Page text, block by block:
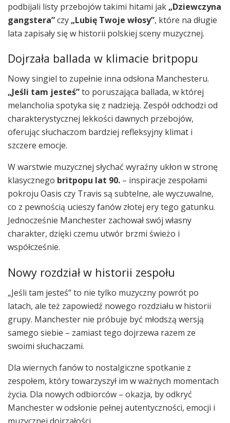
podbijali listy przebojów takimi hitami jak „Dziewczyna
gangstera”czy „Lubię Twoje włosy”, które na długie
lata zapisały się w historii polskiej sceny muzycznej.
Dojrzała ballada w klimacie britpopu
Nowy singiel to zupełnie inna odsłona Manchesteru.
„Jeśli tam jesteś”to poruszająca ballada, w której
melancholia spotyka się z nadzieją. Zespół odchodzi od
charakterystycznej lekkości dawnych przebojów,
oferując słuchaczom bardziej refleksyjny klimat i
szczere emocje.
W warstwie muzycznej słychać wyraźny ukłon w stronę
klasycznego britpopu lat 90. – inspiracje zespołami
pokroju Oasis czy Travis są subtelne, ale wyczuwalne,
co z pewnością ucieszy fanów złotej ery tego gatunku.
Jednocześnie Manchester zachował swój własny
charakter, dzięki czemu utwór brzmi świeżo i
współcześnie.
Nowy rozdział w historii zespołu
„Jeśli tam jesteś” to nie tylko muzyczny powrót po
latach, ale też zapowiedź nowego rozdziału w historii
grupy. Manchester nie próbuje być młodszą wersją
samego siebie – zamiast tego dojrzewa razem ze
swoimi słuchaczami.
Dla wiernych fanów to nostalgiczne spotkanie z
zespołem, który towarzyszył im w ważnych momentach
życia. Dla nowych odbiorców – okazja, by odkryć
Manchester w odsłonie pełnej autentyczności, emocji i
muzycznej dojrzałości.